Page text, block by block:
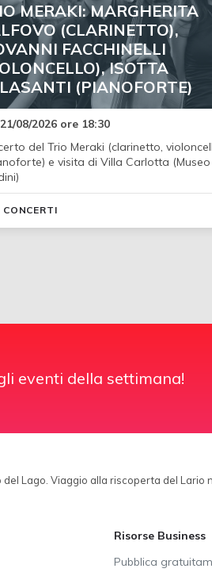
MERAKI: MARGHERITA
(CLARINETTO),
FACCHINELLI
ISOTTA
(PIANOFORTE)
08/2026 ore 18:30
del Trio Meraki (clarinetto,
e visita di Villa Carlotta (Museo
CONCERTI
eventi della settimana!
del Lago. Viaggio alla riscoperta del Lario
Risorse Business
Pubblica